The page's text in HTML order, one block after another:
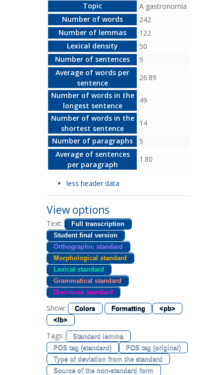
Topic
A gastronomía
Number of words
242
Number of lemmas
122
Lexical density
50
Number of sentences
9
Average of words per
sentence
26.89
Number of words in the
longest sentence
49
Number of words in the
shortest sentence
14
Number of paragraphs
5
Average of sentences
per paragraph
1.80
less header data
View options
Text:
Full transcription
Student final version
Orthographic standard
Morphological standard
Lexical standard
Grammatical standard
Discourse standard
Show: Colors Formatting
<pb>
<lb>
Tags:
Standard lemma
POS tag (standard)
POS tag (original)
Type of deviation from the standard
Source of the non-standard form